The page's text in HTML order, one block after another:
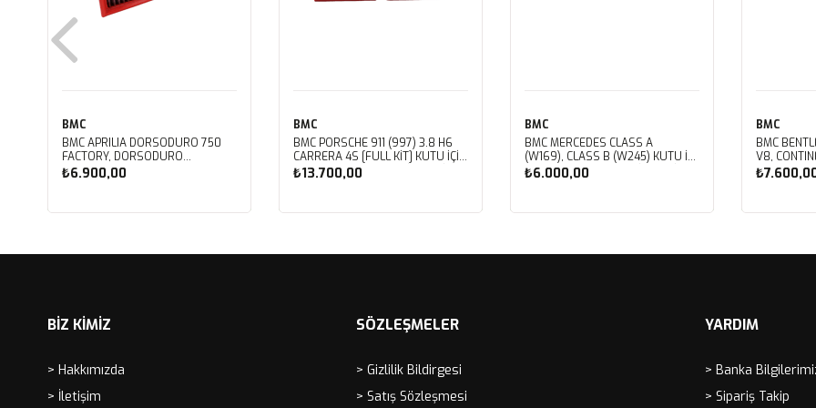
BMC
BMC APRILIA DORSODURO 750
FACTORY, DORSODURO
900, SHIVER 750 GT, SHIVER
750 KUTU İÇİ PERFORMANS HAVA
₺6.900,00
BMC
BMC PORSCHE 911 (997) 3.8 H6
CARRERA 4S [FULL KIT] KUTU İÇİ
PERFORMANS HAVA FİLTRESİ
FB468/20
₺13.700,00
BMC
BMC MERCEDES CLASS A
(W169), CLASS B (W245) KUTU İÇİ
PERFORMANS HAVA FİLTRESİ
FB459/01
₺6.000,00
BMC
BMC
V8,
V8,
V8,
SPIRIT,
BİZ KİMİZ
> Hakkımızda
> İletişim
SÖZLEŞMELER
> Gizlilik Bildirgesi
> Satış Sözleşmesi
YARDIM
> Banka
> Sipariş Takip